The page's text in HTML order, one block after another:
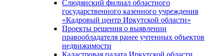
Слюдянский филиал областного
государственного казенного учреждения
«Кадровый центр Иркутской области»
Проекты решения о выявлении
правообладателя ранее учтенных объектов
недвижимости
Кадастровая палата Иркутской области